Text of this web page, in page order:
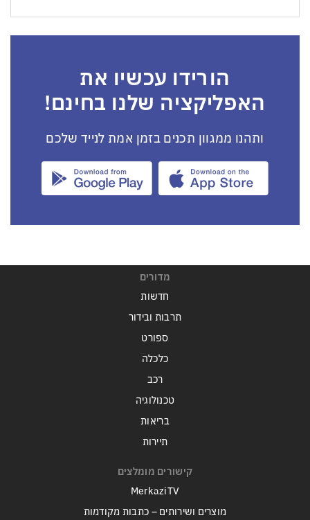
הורידו עכשיו את
האפליקציה שלנו בחינם!
ותהנו ממגוון תכנים בזמן אמת לנייד שלכם
מדורים
חדשות
תרבות ובידור
ספורט
כלכלה
רכב
טכנולוגיה
בריאות
תיירות
קישורים מומלצים
MerkaziTV
מוצרים ושירותים – כתבות מקודמות